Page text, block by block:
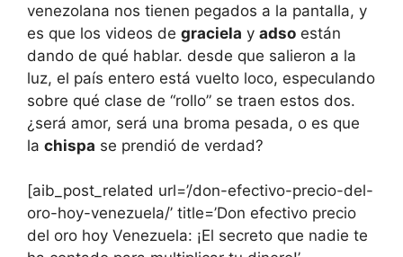
venezolana nos tienen pegados a la pantalla, y
es que los videos de graciela y adso están
dando de qué hablar. desde que salieron a la
luz, el país entero está vuelto loco, especulando
sobre qué clase de “rollo” se traen estos dos.
¿será amor, será una broma pesada, o es que
la chispa se prendió de verdad?
[aib_post_related url=’/don-efectivo-precio-del-
oro-hoy-venezuela/’ title=’Don efectivo precio
del oro hoy Venezuela: ¡El secreto que nadie te